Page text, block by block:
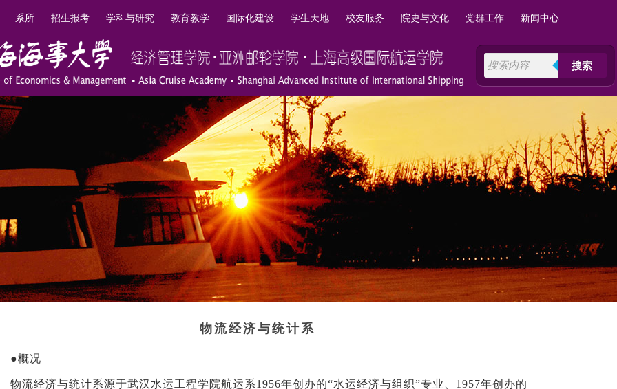
搜索
系所 招生报考 学科与研究 教育教学 国际化建设 学生天地 校友服务 院史与文化 党群工作 新闻中心
物流经济与统计系
●概况
物流经济与统计系源于武汉水运工程学院航运系1956年创办的“水运经济与组织”专业、1957年创办的